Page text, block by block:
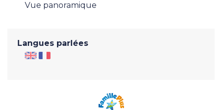
Vue panoramique
Langues parlées